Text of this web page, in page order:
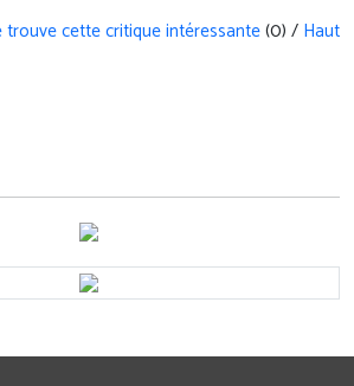
trouve cette critique intéressante(0) / Haut